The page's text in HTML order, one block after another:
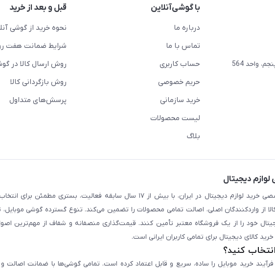
واحد 564
با گوشی‌آنلاین
درباره ما
تماس با ما
حساب کاربری
حریم خصوصی
خرید سازمانی
لیست محصولات
بلاگ
قبل و بعد از خرید
نحوه خرید از گوشی
شرایط ضمانت هفت
روش ارسال کالا در
روش بازگردانی کالا
پرسش‌های متداول
دیجیتال
فروشگاه گوشی آنلاین به‌عنوان یکی از مراجع تخصصی خرید لوازم دیجیتال در ایران، با بیش از ۱۷ سال سابقه
از واردکنندگان اصلی، اصالت تمامی محصولات را تضمین می‌کند. تنوع گسترده گوشی موبایل،
خود را از یک فروشگاه معتبر تأمین کنند. قیمت‌گذاری منصفانه و شفاف از مهم‌ترین
کالای دیجیتال برای تمامی کاربران ایرانی است.
کنید؟
خرید موبایل را ساده، سریع و قابل اعتماد کرده است. تمامی گوشی‌ها با ضمانت اصالت و